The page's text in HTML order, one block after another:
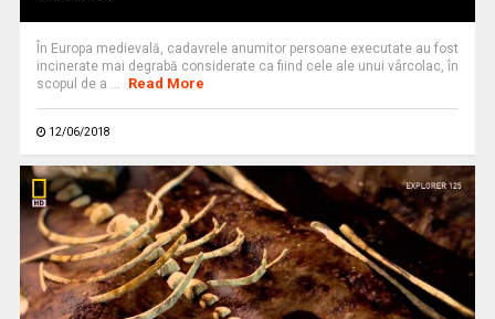
În Europa medievală, cadavrele anumitor persoane executate au fost
incinerate mai degrabă considerate ca fiind cele ale unui vârcolac, în
scopul de a ...
Read More
12/06/2018